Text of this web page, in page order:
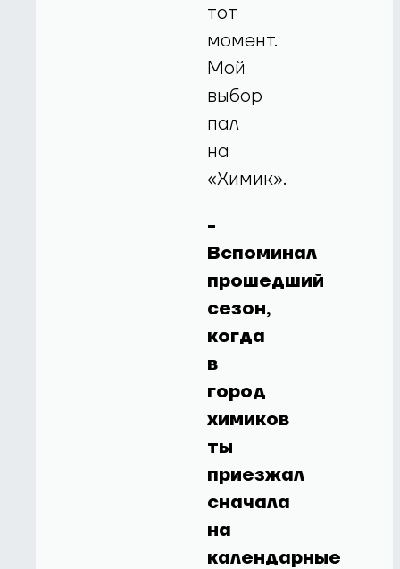
тот
момент.
Мой
выбор
пал
на
«Химик».
-
Вспоминал
прошедший
сезон,
когда
в
город
химиков
ты
приезжал
сначала
на
календарные